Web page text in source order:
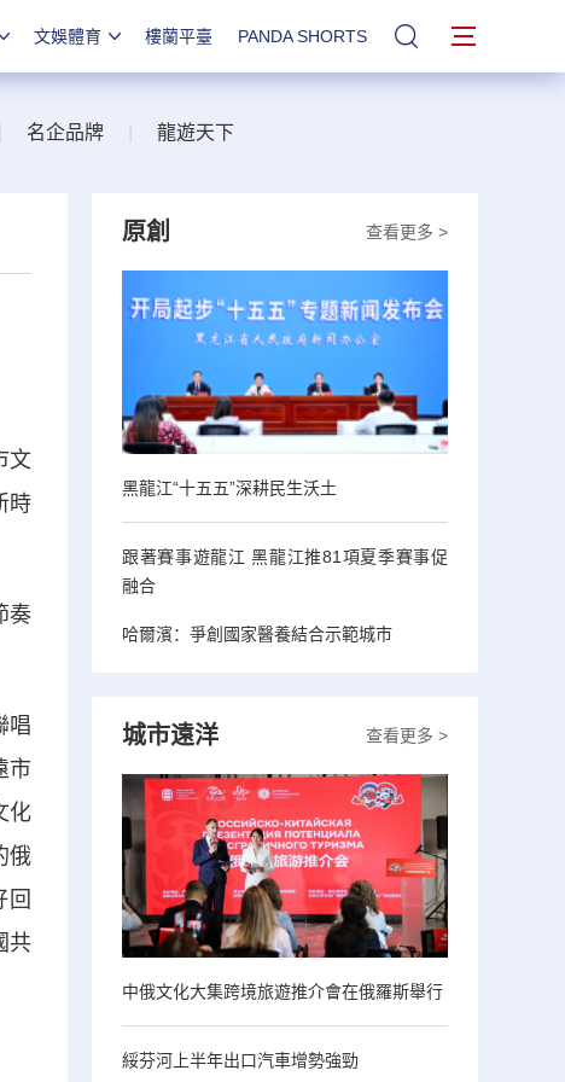
文娛體育 樓蘭平臺 PANDA SHORTS 站內搜索
名企品牌 龍遊天下
文
時
奏
唱
市
化
俄
回
共
查看更多 >
原創
黑龍江“十五五”深耕民生沃土
跟著賽事遊龍江 黑龍江推81項夏季賽事促
融合
哈爾濱：爭創國家醫養結合示範城市
查看更多 >
城市遠洋
中俄文化大集跨境旅遊推介會在俄羅斯舉行
綏芬河上半年出口汽車增勢強勁